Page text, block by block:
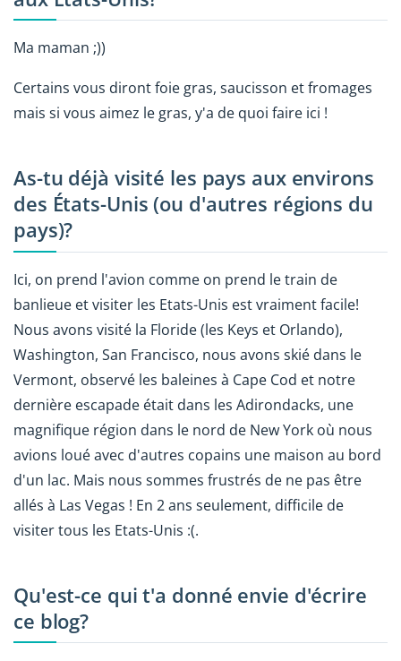
Ma maman ;))
Certains vous diront foie gras, saucisson et fromages
mais si vous aimez le gras, y'a de quoi faire ici !
As-tu déjà visité les pays aux environs
des États-Unis (ou d'autres régions du
pays)?
Ici, on prend l'avion comme on prend le train de
banlieue et visiter les Etats-Unis est vraiment facile!
Nous avons visité la Floride (les Keys et Orlando),
Washington, San Francisco, nous avons skié dans le
Vermont, observé les baleines à Cape Cod et notre
dernière escapade était dans les Adirondacks, une
magnifique région dans le nord de New York où nous
avions loué avec d'autres copains une maison au bord
d'un lac. Mais nous sommes frustrés de ne pas être
allés à Las Vegas ! En 2 ans seulement, difficile de
visiter tous les Etats-Unis :(.
Qu'est-ce qui t'a donné envie d'écrire
ce blog?